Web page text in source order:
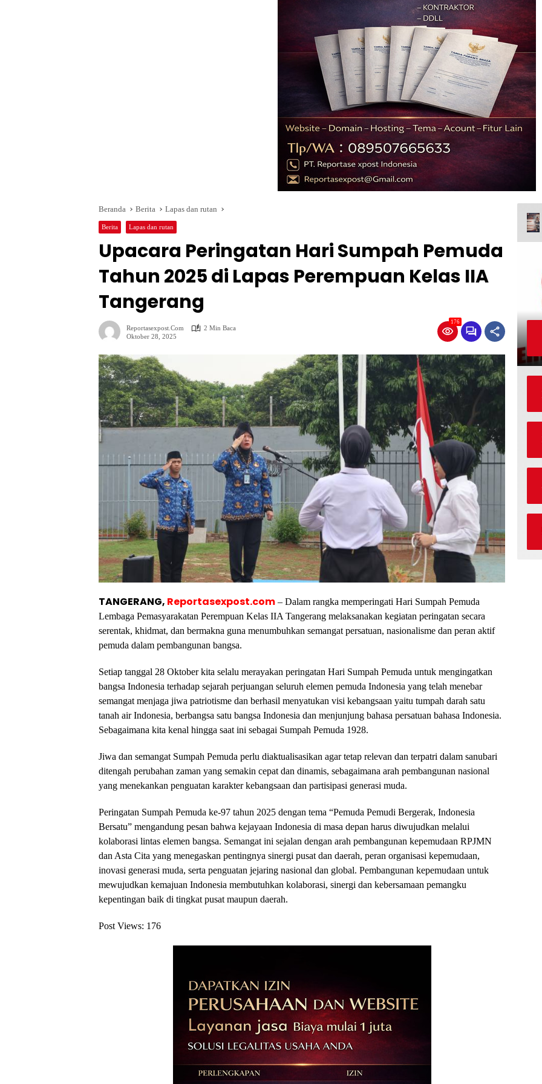
Beranda Berita Lapas dan rutan
Berita Lapas dan rutan
Upacara Peringatan Hari Sumpah Pemuda
Tahun 2025 di Lapas Perempuan Kelas IIA
Tangerang
Reportasexpost.com
2 Min Baca
Oktober 28, 2025
176
TANGERANG, Reportasexpost.com – Dalam rangka memperingati Hari Sumpah Pemuda
Lembaga Pemasyarakatan Perempuan Kelas IIA Tangerang melaksanakan kegiatan peringatan secara
serentak, khidmat, dan bermakna guna menumbuhkan semangat persatuan, nasionalisme dan peran aktif
pemuda dalam pembangunan bangsa.
Setiap tanggal 28 Oktober kita selalu merayakan peringatan Hari Sumpah Pemuda untuk mengingatkan
bangsa Indonesia terhadap sejarah perjuangan seluruh elemen pemuda Indonesia yang telah menebar
semangat menjaga jiwa patriotisme dan berhasil menyatukan visi kebangsaan yaitu tumpah darah satu
tanah air Indonesia, berbangsa satu bangsa Indonesia dan menjunjung bahasa persatuan bahasa Indonesia.
Sebagaimana kita kenal hingga saat ini sebagai Sumpah Pemuda 1928.
Jiwa dan semangat Sumpah Pemuda perlu diaktualisasikan agar tetap relevan dan terpatri dalam sanubari
ditengah perubahan zaman yang semakin cepat dan dinamis, sebagaimana arah pembangunan nasional
yang menekankan penguatan karakter kebangsaan dan partisipasi generasi muda.
Peringatan Sumpah Pemuda ke-97 tahun 2025 dengan tema “Pemuda Pemudi Bergerak, Indonesia
Bersatu” mengandung pesan bahwa kejayaan Indonesia di masa depan harus diwujudkan melalui
kolaborasi lintas elemen bangsa. Semangat ini sejalan dengan arah pembangunan kepemudaan RPJMN
dan Asta Cita yang menegaskan pentingnya sinergi pusat dan daerah, peran organisasi kepemudaan,
inovasi generasi muda, serta penguatan jejaring nasional dan global. Pembangunan kepemudaan untuk
mewujudkan kemajuan Indonesia membutuhkan kolaborasi, sinergi dan kebersamaan pemangku
kepentingan baik di tingkat pusat maupun daerah.
Post Views: 176